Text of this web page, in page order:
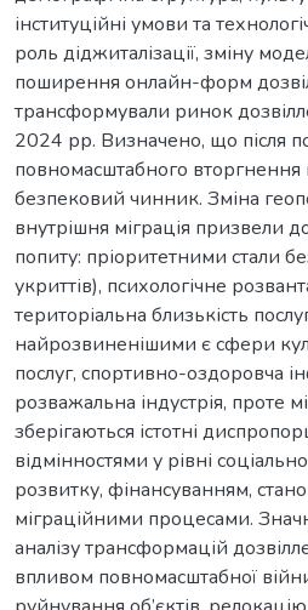
інституційні умови та
роль діджиталізації, зміну
поширення онлайн-форм
трансформували ринок
2024 рр. Визначено, що після
повномасштабного
безпековий чинник. Зміна
внутрішня міграція призвели
попиту: пріоритетними стали
укриттів), психологічне
територіальна близькість
найрозвиненішими є сфери
послуг, спортивно-оздоровча
розважальна індустрія, проте
зберігаються істотні
відмінностями у рівні
розвитку, фінансуванням,
міграційними процесами.
аналізу трансформацій
впливом повномасштабної